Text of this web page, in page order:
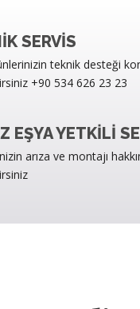
SERVIS
teknik desteği
+90 534 626 23 23
EŞYA YETKILI
arıza ve montajı